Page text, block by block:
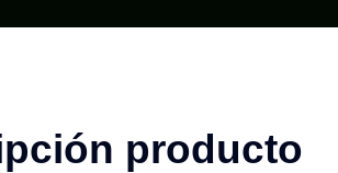
producto